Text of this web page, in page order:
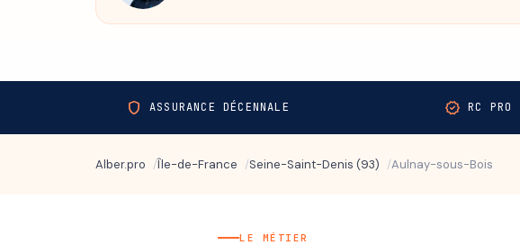
shield ASSURANCE DÉCENNALE verified RC PRO
Alber.pro Île-de-France Seine-Saint-Denis (93) Aulnay-sous-Bois
LE MÉTIER